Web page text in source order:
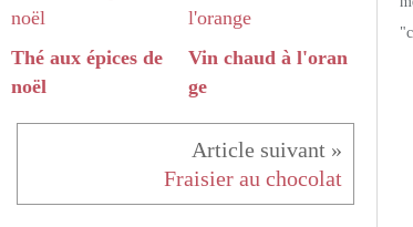
Thé aux épices de
noël
Vin chaud à l'oran
ge
Fraisier au chocolat